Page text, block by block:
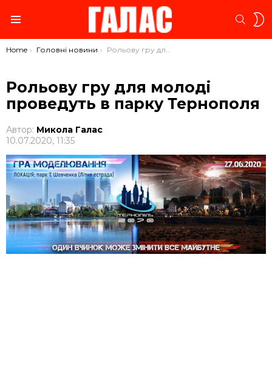
You are here:
Home Головні новини Рольову гру для молоді проведуть в парку Тернополя
Рольову гру для молоді
проведуть в парку Тернополя
Автор: Микола Галас
10.07.2020, 11:35